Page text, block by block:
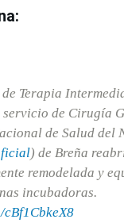
Terapia
de Cirugía
de Salud del
) de Breña
remodelada y
incubadoras.